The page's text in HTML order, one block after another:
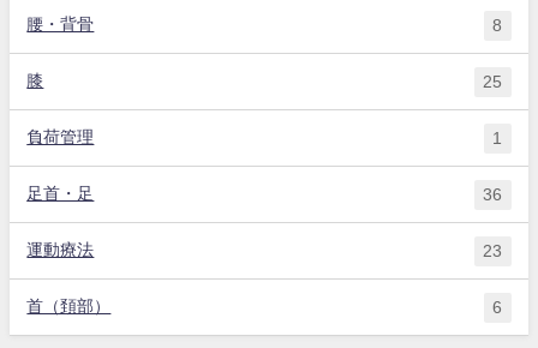
腰・背骨 8
膝 25
負荷管理 1
足首・足 36
運動療法 23
首（頚部） 6